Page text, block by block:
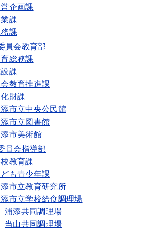
企画課
課
課
員会教育部
総務課
課
教育推進課
財課
市立中央公民館
市立図書館
市美術館
員会指導部
教育課
ども青少年課
市立教育研究所
市立学校給食調理場
浦添共同調理場
当山共同調理場